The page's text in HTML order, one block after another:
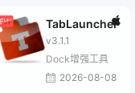
TabLauncher
v3.1.1
Dock增强工具
2026-08-08